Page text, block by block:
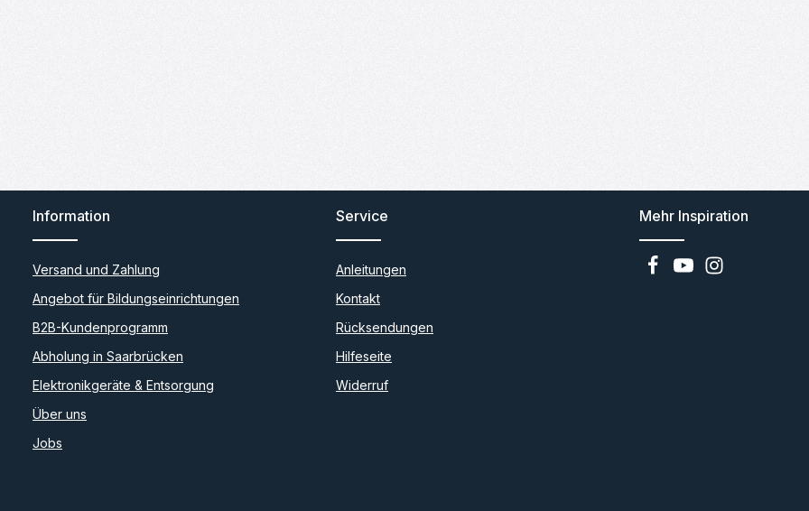
Information
Versand und Zahlung
Angebot für Bildungseinrichtungen
B2B-Kundenprogramm
Abholung in Saarbrücken
Elektronikgeräte & Entsorgung
Über uns
Jobs
Service
Anleitungen
Kontakt
Rücksendungen
Hilfeseite
Widerruf
Mehr Inspiration